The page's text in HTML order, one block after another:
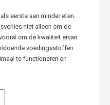
eerste aan minder eten.
niet alleen om de
om de kwaliteit ervan.
voedingsstoffen
te functioneren en